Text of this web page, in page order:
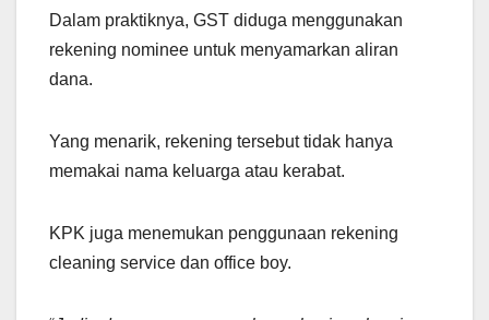
Dalam praktiknya, GST diduga menggunakan
rekening nominee untuk menyamarkan aliran
dana.
Yang menarik, rekening tersebut tidak hanya
memakai nama keluarga atau kerabat.
KPK juga menemukan penggunaan rekening
cleaning service dan office boy.